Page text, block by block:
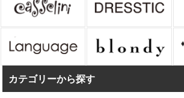
カテゴリーから探す